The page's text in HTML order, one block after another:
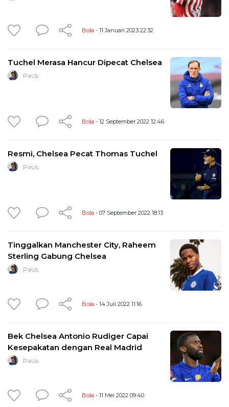
Bola - 11 Januari 2023 22:32
Tuchel Merasa Hancur Dipecat Chelsea
PaUs
Bola - 12 September 2022 12:46
Resmi, Chelsea Pecat Thomas Tuchel
PaUs
Bola - 07 September 2022 18:13
Tinggalkan Manchester City, Raheem
Sterling Gabung Chelsea
PaUs
Bola - 14 Juli 2022 11:16
Bek Chelsea Antonio Rudiger Capai
Kesepakatan dengan Real Madrid
PaUs
Bola - 11 Mei 2022 09:40